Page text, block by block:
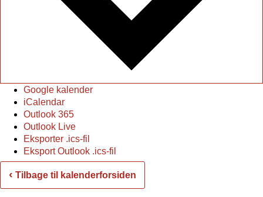
Google kalender
iCalendar
Outlook 365
Outlook Live
Eksporter .ics-fil
Eksport Outlook .ics-fil
‹ Tilbage til kalenderforsiden